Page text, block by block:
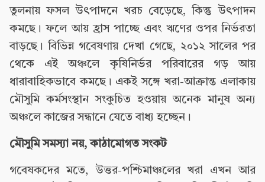
তুলনায় ফসল উৎপাদনে খরচ বেড়েছে, কিন্তু উৎপাদন
কমছে। ফলে আয় হ্রাস পাচ্ছে এবং ঋণের ওপর নির্ভরতা
বাড়ছে। বিভিন্ন গবেষণায় দেখা গেছে, ২০১২ সালের পর
থেকে এই অঞ্চলে কৃষিনির্ভর পরিবারের গড় আয়
ধারাবাহিকভাবে কমছে। একই সঙ্গে খরা-আক্রান্ত এলাকায়
মৌসুমি কর্মসংস্থান সংকুচিত হওয়ায় অনেক মানুষ অন্য
অঞ্চলে কাজের সন্ধানে যেতে বাধ্য হচ্ছেন।
মৌসুমি সমস্যা নয়, কাঠামোগত সংকট
গবেষকদের মতে, উত্তর-পশ্চিমাঞ্চলের খরা এখন আর